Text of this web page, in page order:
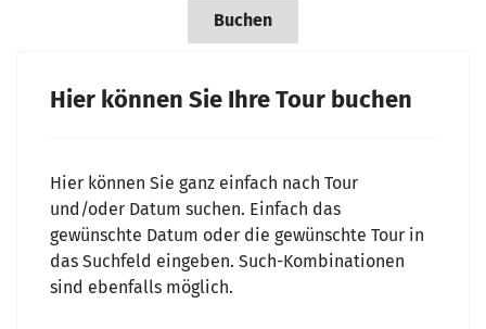
Buchen
Hier können Sie Ihre Tour buchen
Hier können Sie ganz einfach nach Tour
und/oder Datum suchen. Einfach das
gewünschte Datum oder die gewünschte Tour in
das Suchfeld eingeben. Such-Kombinationen
sind ebenfalls möglich.